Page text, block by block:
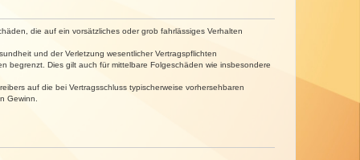
die auf ein vorsätzliches oder grob fahrlässiges Verhalten
und der Verletzung wesentlicher Vertragspflichten
begrenzt. Dies gilt auch für mittelbare Folgeschäden wie insbesondere
auf die bei Vertragsschluss typischerweise vorhersehbaren
Gewinn.